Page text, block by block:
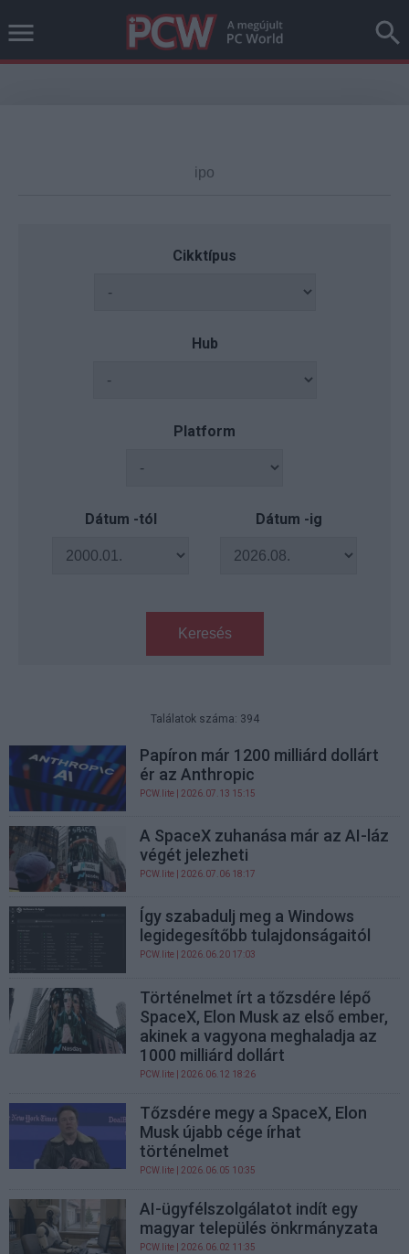
Cikktípus
Hub
Platform
Dátum -tól Dátum -ig
Keresés
Találatok száma: 394
Papíron már 1200 milliárd dollárt
ér az Anthropic
PCW.lite | 2026.07.13 15:15
A SpaceX zuhanása már az AI-láz
végét jelezheti
PCW.lite | 2026.07.06 18:17
Így szabadulj meg a Windows
legidegesítőbb tulajdonságaitól
PCW.lite | 2026.06.20 17:03
Történelmet írt a tőzsdére lépő
SpaceX, Elon Musk az első ember,
akinek a vagyona meghaladja az
1000 milliárd dollárt
PCW.lite | 2026.06.12 18:26
Tőzsdére megy a SpaceX, Elon
Musk újabb cége írhat
történelmet
PCW.lite | 2026.06.05 10:35
AI-ügyfélszolgálatot indít egy
magyar település önkrmányzata
PCW.lite | 2026.06.02 11:35